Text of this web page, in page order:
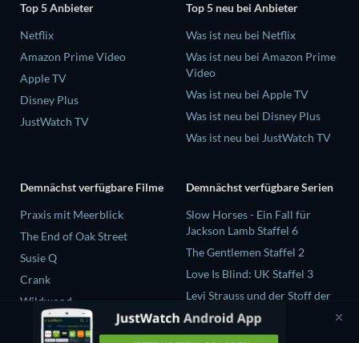
Top 5 Anbieter
Netflix
Amazon Prime Video
Apple TV
Disney Plus
JustWatch TV
Top 5 neu bei Anbieter
Was ist neu bei Netflix
Was ist neu bei Amazon Prime
Video
Was ist neu bei Apple TV
Was ist neu bei Disney Plus
Was ist neu bei JustWatch TV
Demnächst verfügbare Filme
Praxis mit Meerblick
The End of Oak Street
Susie Q
Crank
Wildwood
Demnächst verfügbare Serien
Slow Horses - Ein Fall für
Jackson Lamb Staffel 6
The Gentlemen Staffel 2
Love Is Blind: UK Staffel 3
Levi Strauss und der Stoff der
Träume Staffel 1
Chicago Fire Staffel 14